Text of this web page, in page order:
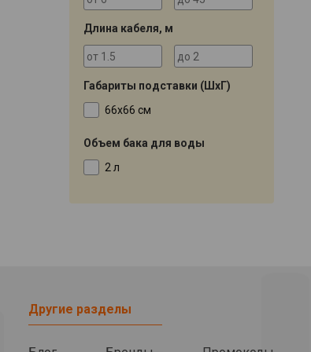
Длина кабеля, м
Габариты подставки (ШхГ)
66х66 см
Объем бака для воды
2 л
Другие разделы